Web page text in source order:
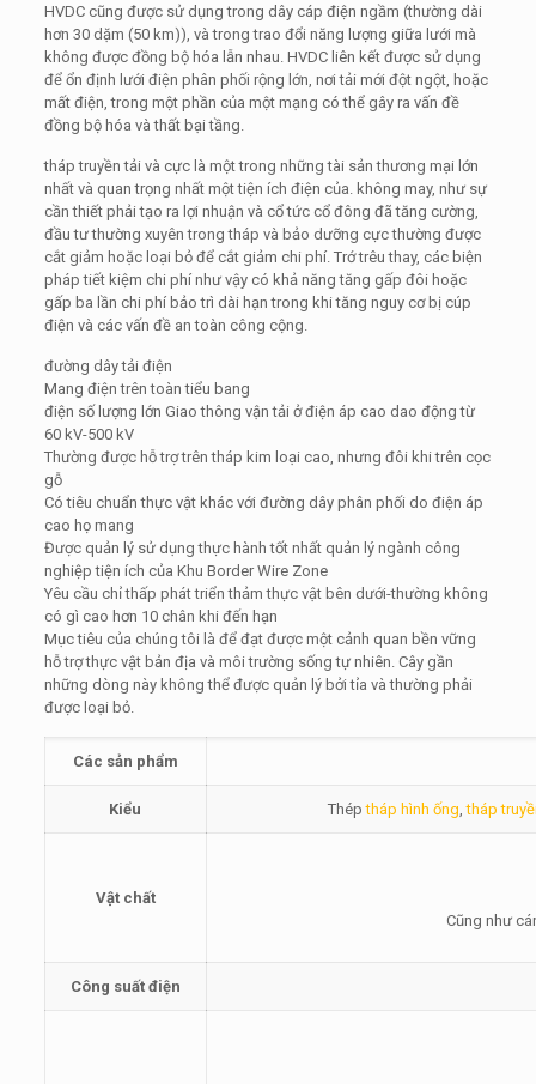
HVDC cũng được sử dụng trong dây cáp điện ngầm (thường dài
hơn 30 dặm (50 km)), và trong trao đổi năng lượng giữa lưới mà
không được đồng bộ hóa lẫn nhau. HVDC liên kết được sử dụng
để ổn định lưới điện phân phối rộng lớn, nơi tải mới đột ngột, hoặc
mất điện, trong một phần của một mạng có thể gây ra vấn đề
đồng bộ hóa và thất bại tầng.
tháp truyền tải và cực là một trong những tài sản thương mại lớn
nhất và quan trọng nhất một tiện ích điện của. không may, như sự
cần thiết phải tạo ra lợi nhuận và cổ tức cổ đông đã tăng cường,
đầu tư thường xuyên trong tháp và bảo dưỡng cực thường được
cắt giảm hoặc loại bỏ để cắt giảm chi phí. Trớ trêu thay, các biện
pháp tiết kiệm chi phí như vậy có khả năng tăng gấp đôi hoặc
gấp ba lần chi phí bảo trì dài hạn trong khi tăng nguy cơ bị cúp
điện và các vấn đề an toàn công cộng.
đường dây tải điện
Mang điện trên toàn tiểu bang
điện số lượng lớn Giao thông vận tải ở điện áp cao dao động từ
60 kV-500 kV
Thường được hỗ trợ trên tháp kim loại cao, nhưng đôi khi trên cọc
gỗ
Có tiêu chuẩn thực vật khác với đường dây phân phối do điện áp
cao họ mang
Được quản lý sử dụng thực hành tốt nhất quản lý ngành công
nghiệp tiện ích của Khu Border Wire Zone
Yêu cầu chỉ thấp phát triển thảm thực vật bên dưới-thường không
có gì cao hơn 10 chân khi đến hạn
Mục tiêu của chúng tôi là để đạt được một cảnh quan bền vững
hỗ trợ thực vật bản địa và môi trường sống tự nhiên. Cây gần
những dòng này không thể được quản lý bởi tỉa và thường phải
được loại bỏ.
Các sản phẩm
Kiểu Théptháp hình ống ,tháp
Vật chất
Cũng như
Công suất điện